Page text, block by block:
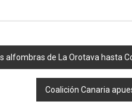
alfombras de La Orotava hasta
Coalición Canaria